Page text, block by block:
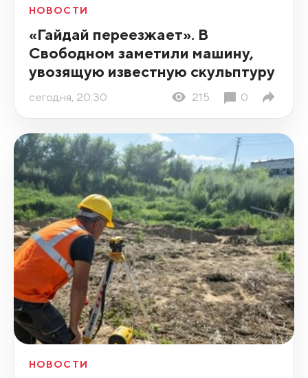
НОВОСТИ
«Гайдай переезжает». В
Свободном заметили машину,
увозящую известную скульптуру
сегодня, 20:30 215 0
НОВОСТИ